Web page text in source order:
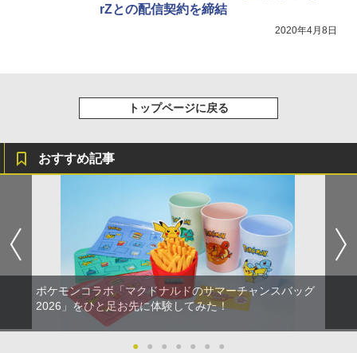
rZとの配信契約を締結
2020年4月8日
トップページに戻る
おすすめ記事
ポケモンコラボ「マクドナルドのサマーチャンスバッグ
2026」をひと足お先に体験してみた！
● ● ● ● ● ● ●